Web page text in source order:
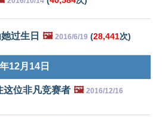
过生日 🖼️ 2016/6/19 (28,441次)
12月14日
这位非凡竞赛者 🖼️ 2016/12/16